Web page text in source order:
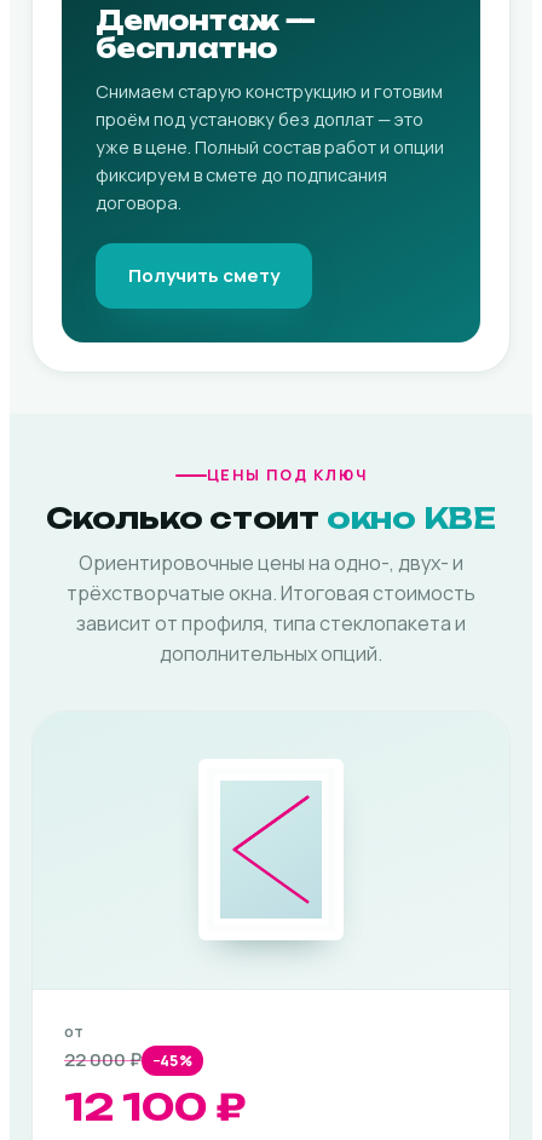
Демонтаж —
бесплатно
Снимаем старую конструкцию и готовим
проём под установку без доплат — это
уже в цене. Полный состав работ и опции
фиксируем в смете до подписания
договора.
Получить смету
ЦЕНЫ ПОД КЛЮЧ
Сколько стоит окно KBE
Ориентировочные цены на одно-, двух- и
трёхстворчатые окна. Итоговая стоимость
зависит от профиля, типа стеклопакета и
дополнительных опций.
от
22 000 ₽ −45%
12 100 ₽